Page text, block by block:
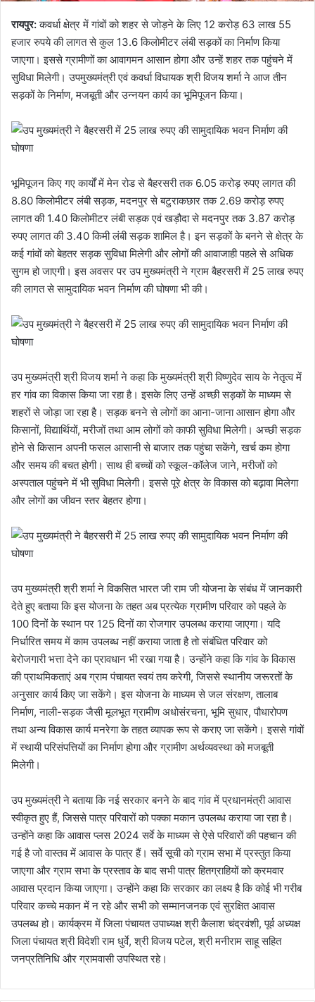
रायपुर:कवर्धा क्षेत्र में गांवों को शहर से जोड़ने के लिए 12 करोड़ 63 लाख 55
हजार रुपये की लागत से कुल 13.6 किलोमीटर लंबी सड़कों का निर्माण किया
जाएगा। इससे ग्रामीणों का आवागमन आसान होगा और उन्हें शहर तक पहुंचने में
सुविधा मिलेगी। उपमुख्यमंत्री एवं कवर्धा विधायक श्री विजय शर्मा ने आज तीन
सड़कों के निर्माण, मजबूती और उन्नयन कार्य का भूमिपूजन किया।
भूमिपूजन किए गए कार्यों में मेन रोड से बैहरसरी तक 6.05 करोड़ रुपए लागत की
8.80 किलोमीटर लंबी सड़क, मदनपुर से बटुराकछार तक 2.69 करोड़ रुपए
लागत की 1.40 किलोमीटर लंबी सड़क एवं खड़ौदा से मदनपुर तक 3.87 करोड़
रुपए लागत की 3.40 किमी लंबी सड़क शामिल है। इन सड़कों के बनने से क्षेत्र के
कई गांवों को बेहतर सड़क सुविधा मिलेगी और लोगों की आवाजाही पहले से अधिक
सुगम हो जाएगी। इस अवसर पर उप मुख्यमंत्री ने ग्राम बैहरसरी में 25 लाख रुपए
की लागत से सामुदायिक भवन निर्माण की घोषणा भी की।
उप मुख्यमंत्री श्री विजय शर्मा ने कहा कि मुख्यमंत्री श्री विष्णुदेव साय के नेतृत्व में
हर गांव का विकास किया जा रहा है। इसके लिए उन्हें अच्छी सड़कों के माध्यम से
शहरों से जोड़ा जा रहा है। सड़क बनने से लोगों का आना-जाना आसान होगा और
किसानों, विद्यार्थियों, मरीजों तथा आम लोगों को काफी सुविधा मिलेगी। अच्छी सड़क
होने से किसान अपनी फसल आसानी से बाजार तक पहुंचा सकेंगे, खर्च कम होगा
और समय की बचत होगी। साथ ही बच्चों को स्कूल-कॉलेज जाने, मरीजों को
अस्पताल पहुंचने में भी सुविधा मिलेगी। इससे पूरे क्षेत्र के विकास को बढ़ावा मिलेगा
और लोगों का जीवन स्तर बेहतर होगा।
उप मुख्यमंत्री श्री शर्मा ने विकसित भारत जी राम जी योजना के संबंध में जानकारी
देते हुए बताया कि इस योजना के तहत अब प्रत्येक ग्रामीण परिवार को पहले के
100 दिनों के स्थान पर 125 दिनों का रोजगार उपलब्ध कराया जाएगा। यदि
निर्धारित समय में काम उपलब्ध नहीं कराया जाता है तो संबंधित परिवार को
बेरोजगारी भत्ता देने का प्रावधान भी रखा गया है। उन्होंने कहा कि गांव के विकास
की प्राथमिकताएं अब ग्राम पंचायत स्वयं तय करेगी, जिससे स्थानीय जरूरतों के
अनुसार कार्य किए जा सकेंगे। इस योजना के माध्यम से जल संरक्षण, तालाब
निर्माण, नाली-सड़क जैसी मूलभूत ग्रामीण अधोसंरचना, भूमि सुधार, पौधारोपण
तथा अन्य विकास कार्य मनरेगा के तहत व्यापक रूप से कराए जा सकेंगे। इससे गांवों
में स्थायी परिसंपत्तियों का निर्माण होगा और ग्रामीण अर्थव्यवस्था को मजबूती
मिलेगी।
उप मुख्यमंत्री ने बताया कि नई सरकार बनने के बाद गांव में प्रधानमंत्री आवास
स्वीकृत हुए हैं, जिससे पात्र परिवारों को पक्का मकान उपलब्ध कराया जा रहा है।
उन्होंने कहा कि आवास प्लस 2024 सर्वे के माध्यम से ऐसे परिवारों की पहचान की
गई है जो वास्तव में आवास के पात्र हैं। सर्वे सूची को ग्राम सभा में प्रस्तुत किया
जाएगा और ग्राम सभा के प्रस्ताव के बाद सभी पात्र हितग्राहियों को क्रमवार
आवास प्रदान किया जाएगा। उन्होंने कहा कि सरकार का लक्ष्य है कि कोई भी गरीब
परिवार कच्चे मकान में न रहे और सभी को सम्मानजनक एवं सुरक्षित आवास
उपलब्ध हो। कार्यक्रम में जिला पंचायत उपाध्यक्ष श्री कैलाश चंद्रवंशी, पूर्व अध्यक्ष
जिला पंचायत श्री विदेशी राम धुर्वे, श्री विजय पटेल, श्री मनीराम साहू सहित
जनप्रतिनिधि और ग्रामवासी उपस्थित रहे।